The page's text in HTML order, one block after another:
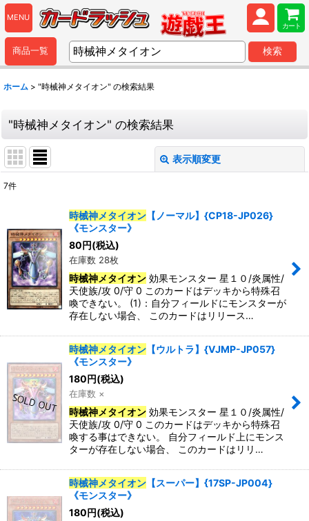
MENU
カート
商品一覧 検索
ホーム > "時械神メタイオン" の検索結果
"時械神メタイオン" の検索結果
表示順変更
表示数:
並び順:
カテゴリ:
7件
時械神メタイオン 【ノーマル】{CP18-JP026}
《モンスター》
80円(税込)
在庫数 28枚
時械神メタイオン 効果モンスター 星１０/炎属性/
天使族/攻 0/守 0 このカードはデッキから特殊召
喚できない。 (1)：自分フィールドにモンスターが
存在しない場合、 このカードはリリース…
時械神メタイオン 【ウルトラ】{VJMP-JP057}
《モンスター》
180円(税込)
在庫数 ×
時械神メタイオン 効果モンスター 星１０/炎属性/
天使族/攻 0/守 0 このカードはデッキから特殊召
喚する事はできない。 自分フィールド上にモンス
ターが存在しない場合、 このカードはリリ…
時械神メタイオン 【スーパー】{17SP-JP004}
《モンスター》
180円(税込)